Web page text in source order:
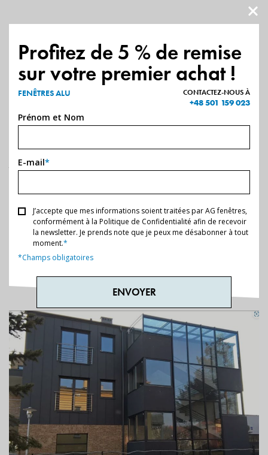
PRODUITS
NOS RÉALISATIONS
NOS PARTENAIRES
DEVENEZ PARTENAIRE
CONTACT
PAGE D'ACCUEIL - FENÊTRES ALU
Fenêtres
Les systèmes defenêtres en aluminiumque nous proposons
très large éventail d’applications, ces fenêtres peuvent être
préférences individuelles des clients.
Demandez un devis sur mesure
Profitez de 5 % de remise
sur votre premier achat !
FENÊTRES ALU CONTACTEZ-NOUS À
+48 501 159 023
Prénom et Nom
E-mail*
J’accepte que mes informations soient traitées par AG fenêtres,
conformément à la Politique de Confidentialité afin de recevoir
la newsletter. Je prends note que je peux me désabonner à tout
moment.*
*Champs obligatoires